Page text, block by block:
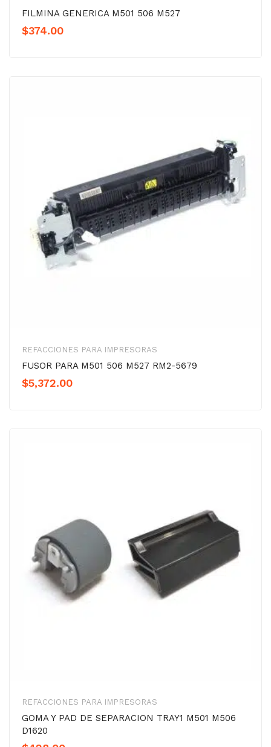
FILMINA GENERICA M501 506 M527
$374.00
REFACCIONES PARA IMPRESORAS
FUSOR PARA M501 506 M527 RM2-5679
$5,372.00
REFACCIONES PARA IMPRESORAS
GOMA Y PAD DE SEPARACION TRAY1 M501 M506
D1620